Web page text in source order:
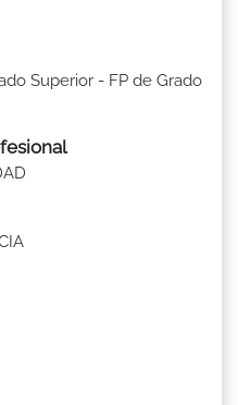
Superior - FP de Grado